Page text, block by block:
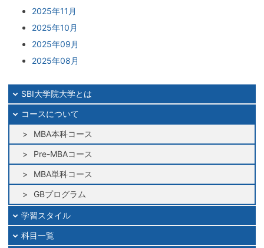
2025年11月
2025年10月
2025年09月
2025年08月
2025年06月
2025年05月
2025年04月
2025年03月
2025年02月
2025年01月
2024年12月
2024年11月
2024年10月
2024年09月
SBI大学院大学とは
コースについて
MBA本科コース
Pre-MBAコース
MBA単科コース
GBプログラム
学習スタイル
科目一覧